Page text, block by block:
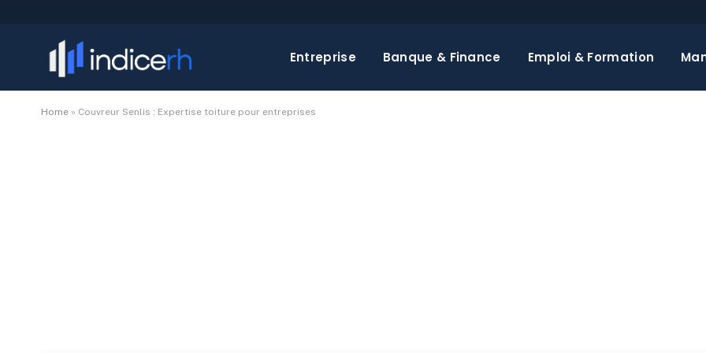
Entreprise Banque & Finance Emploi & Formation
Home » Couvreur Senlis : Expertise toiture pour entreprises